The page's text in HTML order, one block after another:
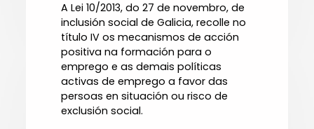
A Lei 10/2013, do 27 de novembro, de
inclusión social de Galicia, recolle no
título IV os mecanismos de acción
positiva na formación para o
emprego e as demais políticas
activas de emprego a favor das
persoas en situación ou risco de
exclusión social.